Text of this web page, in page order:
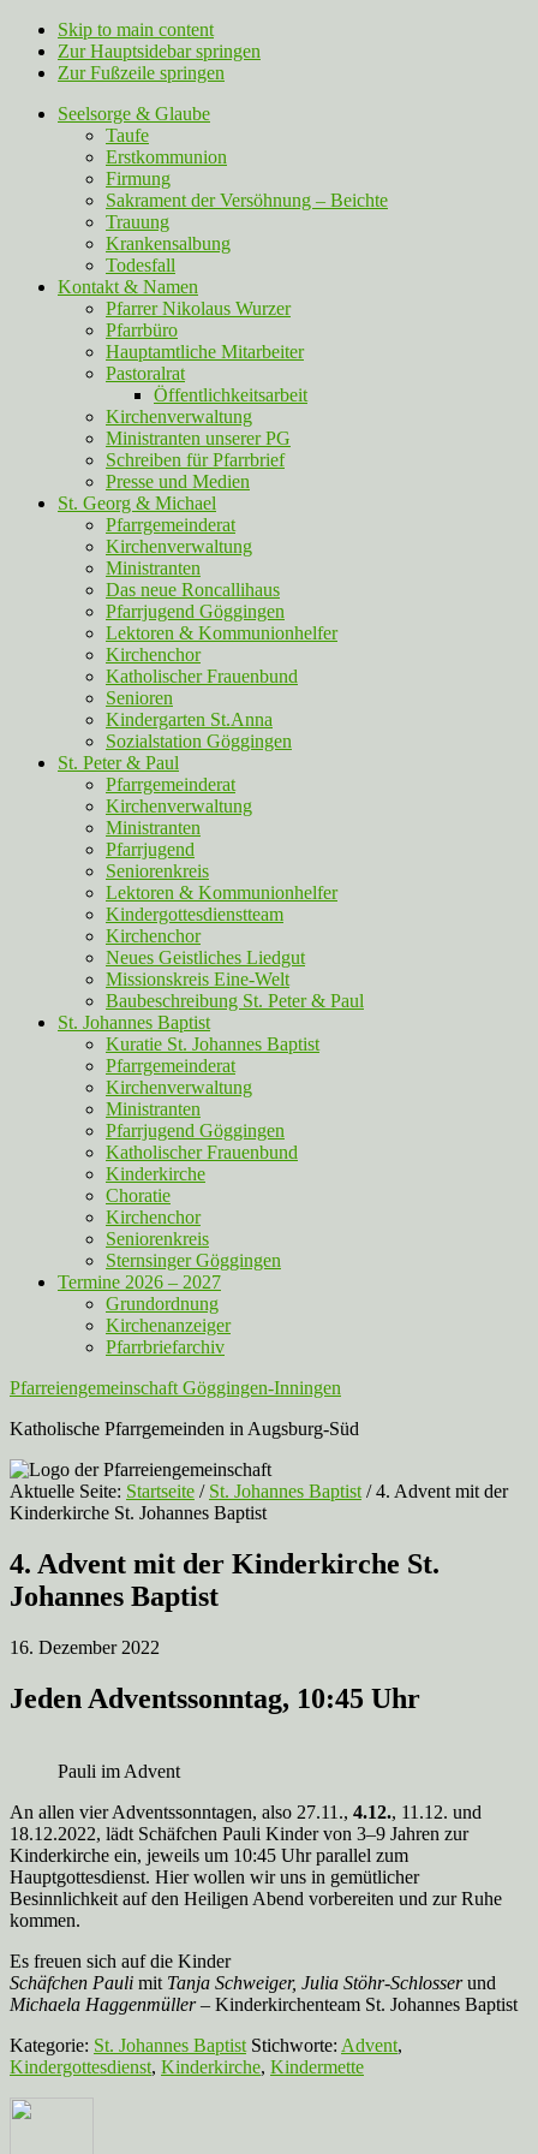
Skip to main content
Zur Hauptsidebar springen
Zur Fußzeile springen
Seelsorge & Glaube
Taufe
Erstkommunion
Firmung
Sakrament der Versöhnung – Beichte
Trauung
Krankensalbung
Todesfall
Kontakt & Namen
Pfarrer Nikolaus Wurzer
Pfarrbüro
Hauptamtliche Mitarbeiter
Pastoralrat
Öffentlichkeitsarbeit
Kirchenverwaltung
Ministranten unserer PG
Schreiben für Pfarrbrief
Presse und Medien
St. Georg & Michael
Pfarrgemeinderat
Kirchenverwaltung
Ministranten
Das neue Roncallihaus
Pfarrjugend Göggingen
Lektoren & Kommunionhelfer
Kirchenchor
Katholischer Frauenbund
Senioren
Kindergarten St.Anna
Sozialstation Göggingen
St. Peter & Paul
Pfarrgemeinderat
Kirchenverwaltung
Ministranten
Pfarrjugend
Seniorenkreis
Lektoren & Kommunionhelfer
Kindergottesdienstteam
Kirchenchor
Neues Geistliches Liedgut
Missionskreis Eine-Welt
Baubeschreibung St. Peter & Paul
St. Johannes Baptist
Kuratie St. Johannes Baptist
Pfarrgemeinderat
Kirchenverwaltung
Ministranten
Pfarrjugend Göggingen
Katholischer Frauenbund
Kinderkirche
Choratie
Kirchenchor
Seniorenkreis
Sternsinger Göggingen
Termine 2026 – 2027
Grundordnung
Kirchenanzeiger
Pfarrbriefarchiv
Pfarreiengemeinschaft Göggingen-Inningen
Katholische Pfarrgemeinden in Augsburg-Süd
Aktuelle Seite: Startseite / St. Johannes Baptist /4. Advent mit der
Kinderkirche St. Johannes Baptist
4. Advent mit der Kinderkirche St.
Johannes Baptist
16. Dezember 2022
Jeden Adventssonntag, 10:45 Uhr
Pauli im Advent
An allen vier Adventssonntagen, also 27.11., 4.12., 11.12. und
18.12.2022, lädt Schäfchen Pauli Kinder von 3–9 Jahren zur
Kinderkirche ein, jeweils um 10:45 Uhr parallel zum
Hauptgottesdienst. Hier wollen wir uns in gemütlicher
Besinnlichkeit auf den Heiligen Abend vorbereiten und zur Ruhe
kommen.
Es freuen sich auf die Kinder
Schäfchen Pauli mit Tanja Schweiger, Julia Stöhr-Schlosserund
Michaela Haggenmüller– Kinderkirchenteam St. Johannes Baptist
Kategorie: St. Johannes Baptist Stichworte: Advent,
Kindergottesdienst, Kinderkirche, Kindermette